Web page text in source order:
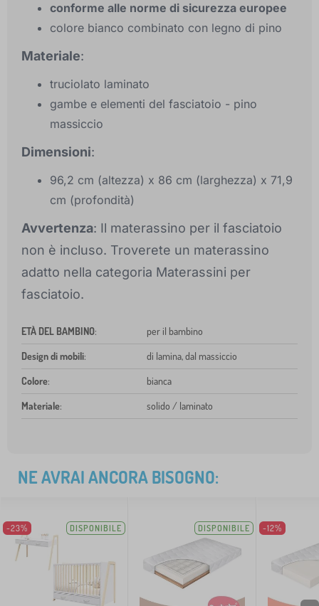
conforme alle norme di sicurezza europee
colore bianco combinato con legno di pino
Materiale:
truciolato laminato
gambe e elementi del fasciatoio - pino
massiccio
Dimensioni:
96,2 cm (altezza) x 86 cm (larghezza) x 71,9
cm (profondità)
Avvertenza: Il materassino per il fasciatoio
non è incluso. Troverete un materassino
adatto nella categoria Materassini per
fasciatoio.
ETÀ DEL BAMBINO: per il bambino
Design di mobili: di lamina, dal massiccio
Colore: bianca
Materiale: solido / laminato
NE AVRAI ANCORA BISOGNO:
-23% DISPONIBILE DISPONIBILE -12%